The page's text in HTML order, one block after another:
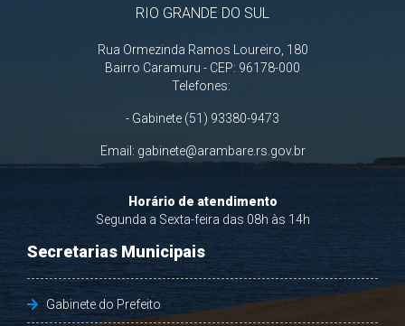
RIO GRANDE DO SUL
Rua Ormezinda Ramos Loureiro, 180
Bairro Caramuru - CEP: 96178-000
Telefones:
- Gabinete (51) 93380-9473
Email: gabinete@arambare.rs.gov.br
Horário de atendimento
Segunda a Sexta-feira das 08h às 14h
Secretarias Municipais
Gabinete do Prefeito